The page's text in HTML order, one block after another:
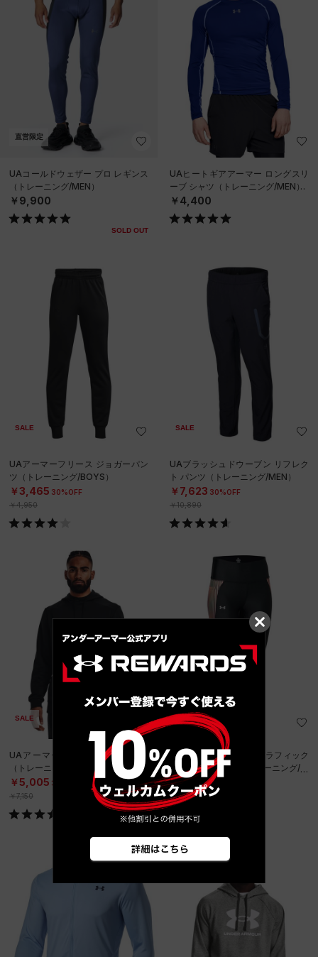
直営限定
UAコールドウェザー プロ レギンス
（トレーニング/MEN）
￥9,900
SOLD OUT
UAヒートギアアーマー ロングスリ
ーブ シャツ（トレーニング/MEN）
￥4,400
SALE
UAアーマーフリース ジョガーパン
ツ（トレーニング/BOYS）
￥3,465 30%OFF
￥4,950
SALE
UAブラッシュドウーブン リフレク
ト パンツ（トレーニング/MEN）
￥7,623 30%OFF
￥10,890
SALE
UAアーマーフリース フーディー
（トレーニング/MEN）
￥5,005 30%OFF
￥7,150
UAヒートギア パネル グラフィック
アンクルレギンス（トレーニング/W
OMEN）
￥5,500